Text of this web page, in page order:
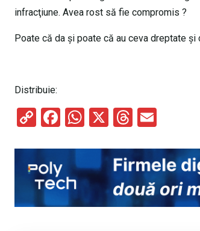
infracţiune. Avea rost să fie compromis ?
Poate că da şi poate că au ceva dreptate
Distribuie:
C
py
Li
n
k
F
ce
b
o
o
W
at
s
A
p
X
T
e
a
d
s
ail